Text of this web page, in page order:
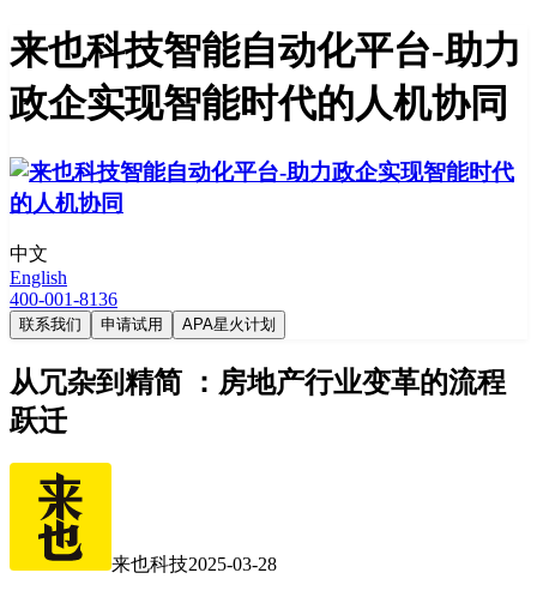
来也科技智能自动化平台-助力
政企实现智能时代的人机协同
中文
English
400-001-8136
联系我们 申请试用 APA星火计划
从冗杂到精简 ：房地产行业变革的流程
跃迁
来也科技2025-03-28